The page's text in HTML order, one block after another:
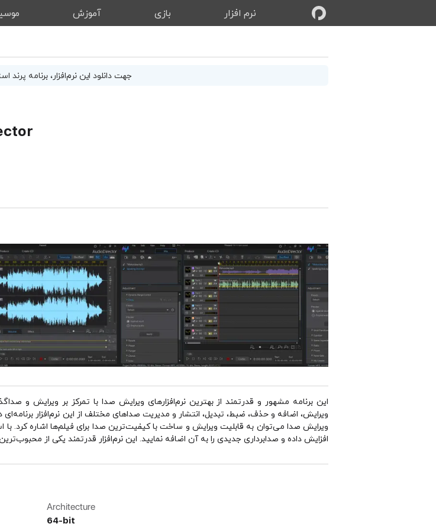
نرم‌ افزار بازی آموزش
جهت دانلود ایننرم‌افزار، برنامه پرند
این برنامه مشهور و قدرتمند از بهترین نرم‌افزارهای ویرایش صدا با تمرکز بر ویرایش و
ویرایش، اضافه و حذف، ضبط، تبدیل، انتشار و مدیریت صداهای مختلف از این نرم‌افزار
ویرایش صدا می‌توان به قابلیت ویرایش و ساخت با کیفیت‌ترین صدا برای فیلم‌ها اشاره کرد. با
افزایش داده و صدابرداری جدیدی را به آن اضافه نمایید. این نرم‌افزار قدرتمند یکی از
Architecture
64-bit